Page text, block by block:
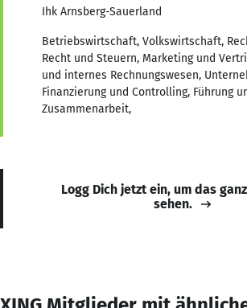
Ihk Arnsberg-Sauerland
Betriebswirtschaft, Volkswirtschaft,
Recht und Steuern, Marketing und
und internes Rechnungswesen,
Finanzierung und Controlling, Führung
Zusammenarbeit,
Logg Dich jetzt ein, um das
sehen.